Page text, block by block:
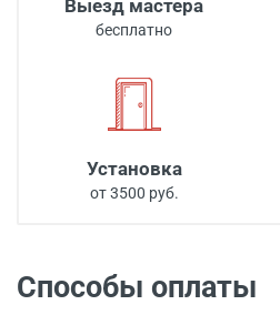
Выезд мастера
бесплатно
Установка
от 3500 руб.
Способы оплаты